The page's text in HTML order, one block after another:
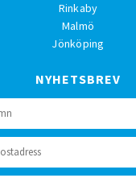
Rinkaby
Malmö
Jönköping
NYHETSBREV